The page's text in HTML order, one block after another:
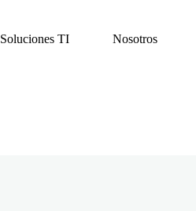
Soluciones TI Nosotros